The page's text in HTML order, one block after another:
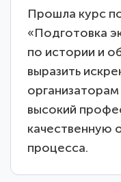
Прошла курс
«Подготовка
по истории и
выразить
высокий
качественную
процесса.